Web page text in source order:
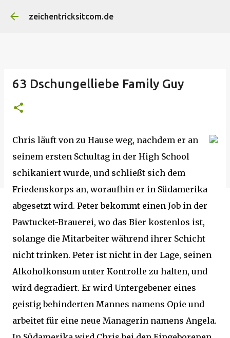
zeichentricksitcom.de
63 Dschungelliebe Family Guy
Chris läuft von zu Hause weg, nachdem er an
seinem ersten Schultag in der High School
schikaniert wurde, und schließt sich dem
Friedenskorps an, woraufhin er in Südamerika
abgesetzt wird. Peter bekommt einen Job in der
Pawtucket-Brauerei, wo das Bier kostenlos ist,
solange die Mitarbeiter während ihrer Schicht
nicht trinken. Peter ist nicht in der Lage, seinen
Alkoholkonsum unter Kontrolle zu halten, und
wird degradiert. Er wird Untergebener eines
geistig behinderten Mannes namens Opie und
arbeitet für eine neue Managerin namens Angela.